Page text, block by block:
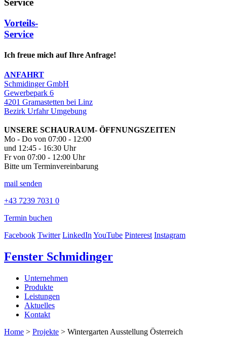
Service
Vorteils-
Service
Ich freue mich auf Ihre Anfrage!
ANFAHRT
Schmidinger GmbH
Gewerbepark 6
4201 Gramastetten bei Linz
Bezirk Urfahr Umgebung
UNSERE SCHAURAUM- ÖFFNUNGSZEITEN
Mo - Do von 07:00 - 12:00
und 12:45 - 16:30 Uhr
Fr von 07:00 - 12:00 Uhr
Bitte um Terminvereinbarung
mail senden
+43 7239 7031 0
Termin buchen
Facebook Twitter LinkedInYouTube Pinterest Instagram
Fenster Schmidinger
Unternehmen
Produkte
Leistungen
Aktuelles
Kontakt
Home > Projekte > Wintergarten Ausstellung Österreich